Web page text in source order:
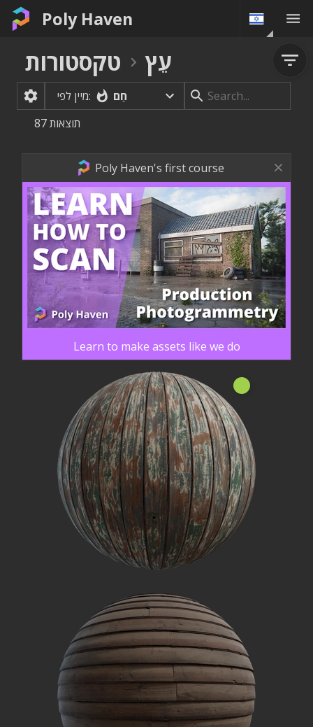
Poly Haven
טקסטורות עֵץ
מיין לפי:
חַם
87 תוצאות
Poly Haven's first course
Learn to make assets like we do